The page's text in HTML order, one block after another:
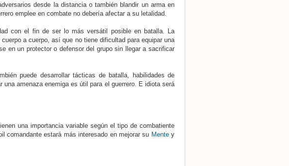
desde la distancia o también blandir un arma en
emplee en combate no debería afectar a su letalidad.
con el fin de ser lo más versátil posible en batalla. La
a cuerpo, así que no tiene dificultad para equipar una
en un protector o defensor del grupo sin llegar a sacrificar
puede desarrollar tácticas de batalla, habilidades de
amenaza enemiga es útil para el guerrero. E idiota será
una importancia variable según el tipo de combatiente
comandante estará más interesado en mejorar su Mentey